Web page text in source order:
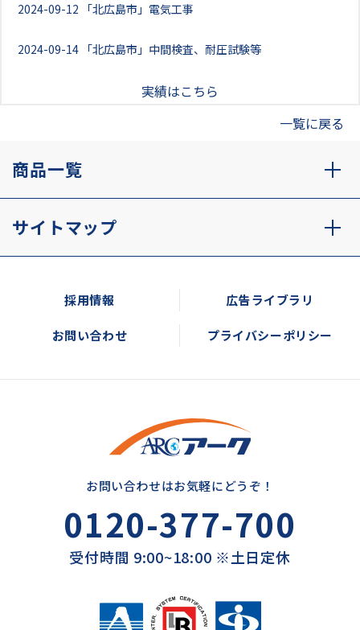
2024-09-12 「北広島市」電気工事
2024-09-14 「北広島市」中間検査、耐圧試験等
実績はこちら
一覧に戻る
商品一覧
サイトマップ
採用情報 広告ライブラリ
お問い合わせ プライバシーポリシー
お問い合わせはお気軽にどうぞ！
0120-377-700
受付時間 9:00~18:00 ※土日定休